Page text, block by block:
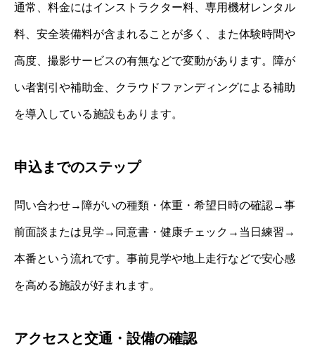
通常、料金にはインストラクター料、専用機材レンタル
料、安全装備料が含まれることが多く、また体験時間や
高度、撮影サービスの有無などで変動があります。障が
い者割引や補助金、クラウドファンディングによる補助
を導入している施設もあります。
申込までのステップ
問い合わせ→障がいの種類・体重・希望日時の確認→事
前面談または見学→同意書・健康チェック→当日練習→
本番という流れです。事前見学や地上走行などで安心感
を高める施設が好まれます。
アクセスと交通・設備の確認